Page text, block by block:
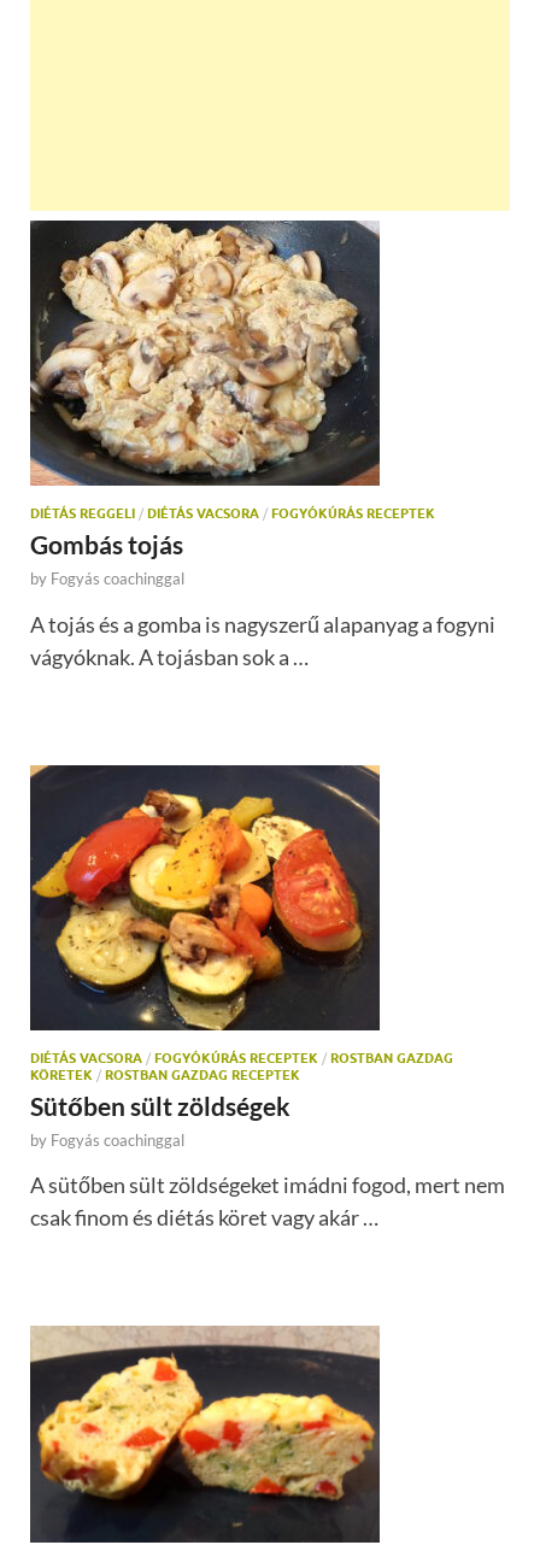
DIÉTÁS REGGELI / DIÉTÁS VACSORA / FOGYÓKÚRÁS RECEPTEK
Gombás tojás
by Fogyás coachinggal
A tojás és a gomba is nagyszerű alapanyag a fogyni
vágyóknak. A tojásban sok a …
DIÉTÁS VACSORA / FOGYÓKÚRÁS RECEPTEK / ROSTBAN GAZDAG
KÖRETEK / ROSTBAN GAZDAG RECEPTEK
Sütőben sült zöldségek
by Fogyás coachinggal
A sütőben sült zöldségeket imádni fogod, mert nem
csak finom és diétás köret vagy akár …